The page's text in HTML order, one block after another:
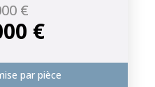
€
€
par pièce